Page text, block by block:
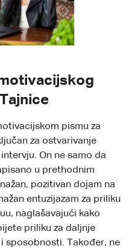
pismu za
za ostvarivanje
On ne samo da
u prethodnim
pozitivan dojam na
entuzijazam za priliku
naglašavajući kako
priliku za daljnje
sposobnosti. Također, ne